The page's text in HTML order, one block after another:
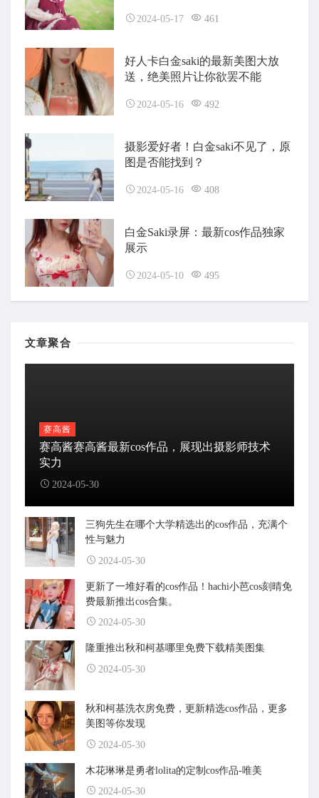
2024-05-17 461
好人卡白金saki的最新美图大放
送，绝美照片让你欲罢不能
2024-05-16 492
摄影爱好者！白金saki不见了，原
图是否能找到？
2024-05-16 408
白金Saki录屏：最新cos作品独家
展示
2024-05-10 495
文章聚合
赛高酱
赛高酱赛高酱最新cos作品，展现出摄影师技术
实力
2024-05-30
三狗先生在哪个大学精选出的cos作品，充满个
性与魅力
2024-05-30
更新了一堆好看的cos作品！hachi小芭cos刻晴免
费最新推出cos合集。
2024-05-30
隆重推出秋和柯基哪里免费下载精美图集
2024-05-30
秋和柯基洗衣房免费，更新精选cos作品，更多
美图等你发现
2024-05-30
木花琳琳是勇者lolita的定制cos作品-唯美
2024-05-30